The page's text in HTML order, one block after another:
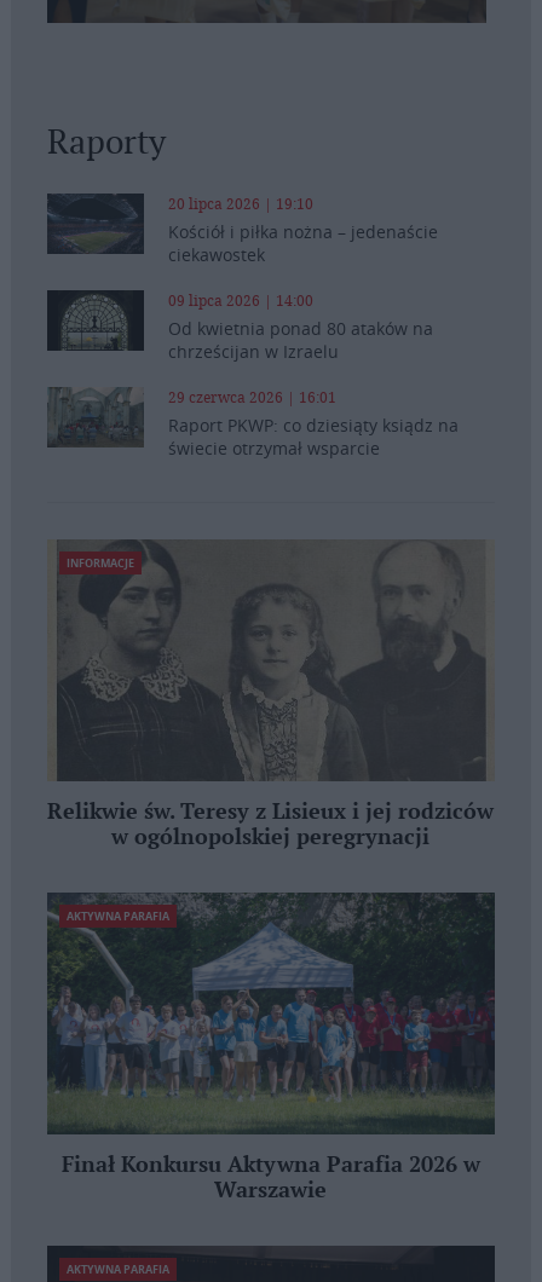
Raporty
20 lipca 2026 | 19:10
Kościół i piłka nożna – jedenaście
ciekawostek
09 lipca 2026 | 14:00
Od kwietnia ponad 80 ataków na
chrześcijan w Izraelu
29 czerwca 2026 | 16:01
Raport PKWP: co dziesiąty ksiądz na
świecie otrzymał wsparcie
INFORMACJE
Relikwie św. Teresy z Lisieux i jej rodziców
w ogólnopolskiej peregrynacji
AKTYWNA PARAFIA
Finał Konkursu Aktywna Parafia 2026 w
Warszawie
AKTYWNA PARAFIA